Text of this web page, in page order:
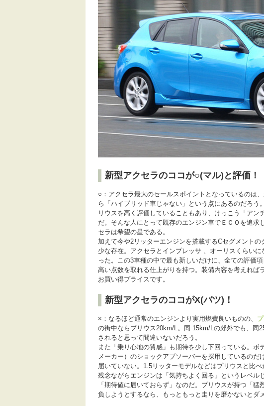
新型アクセラのココが○(マル)と評価！
○：アクセラ最大のセールスポイントとなっているのは
ら「ハイブリッド車じゃない」という点にあるのだろう
リウスを高く評価していることもあり、けっこう「アン
だ。そんな人にとって既存のエンジン車でＥＣＯを追求
セラは希望の星である。
加えて今や2リッターエンジンを搭載するCセグメントの
少な存在。アクセラとインプレッサ 、オーリスくらいに
った。この3車種の中で最も新しいだけに、全ての評価
高い点数を取れる仕上がりを持つ。装備内容を考えれば
お買い得プライスです。
新型アクセラのココがX(バツ)！
×：なるほど通常のエンジンより実用燃費良いものの、
の街中ならプリウス20km/L。同 15km/Lの郊外でも、同
されると思って間違いないだろう。
また「乗り心地の質感」も期待を少し下回っている。ボ
メーカー）のショックアブソーバーを採用しているの
届いていない。1.5リッターモデルなどはプリウスと比べ
残念ながらエンジンは「気持ちよく回る」というレベ
「期待値に届いておらず」なのだ。プリウスが持つ「
負しようとするなら、もっともっと走りを磨かないとダメ